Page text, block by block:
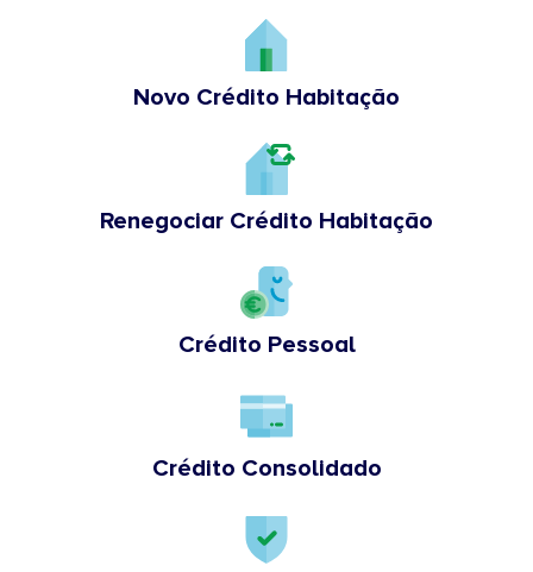
Novo Crédito Habitação
Renegociar Crédito Habitação
Crédito Pessoal
Crédito Consolidado